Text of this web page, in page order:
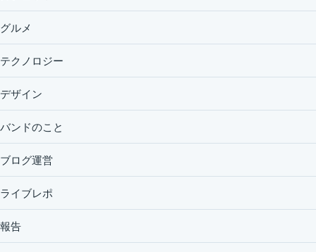
グルメ
テクノロジー
デザイン
バンドのこと
ブログ運営
ライブレポ
報告